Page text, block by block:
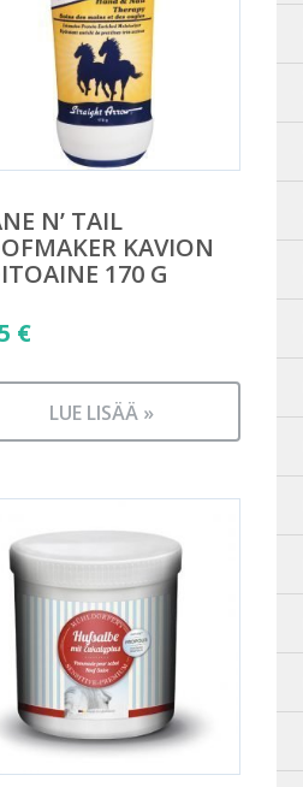
N’ TAIL
KAVION
170 G
€
LUE LISÄÄ »